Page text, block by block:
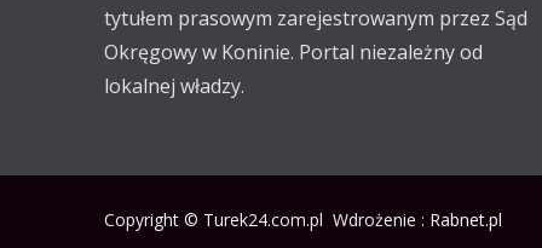
tytułem prasowym zarejestrowanym przez Sąd
Okręgowy w Koninie. Portal niezależny od
lokalnej władzy.
Copyright © Turek24.com.pl Wdrożenie : Rabnet.pl